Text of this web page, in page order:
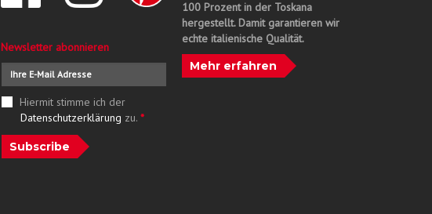
Newsletter abonnieren
Hiermit stimme ich der
Datenschutzerklärung zu. *
Subscribe
100 Prozent in der Toskana
hergestellt. Damit garantieren wir
echte italienische Qualität.
Mehr erfahren